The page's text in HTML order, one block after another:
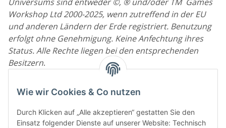
Workshop Ltd 2000-2025, wenn zutreffend in der EU
und anderen Ländern der Erde registriert. Benutzung
erfolgt ohne Genehmigung. Keine Anfechtung ihres
Status. Alle Rechte liegen bei den entsprechenden
Besitzern.
irgendwelcher Firmen oder Personen zu verletzen.
Wie wir Cookies & Co nutzen
Durch Klicken auf „Alle akzeptieren“ gestatten Sie den
Einsatz folgender Dienste auf unserer Website: Technisch